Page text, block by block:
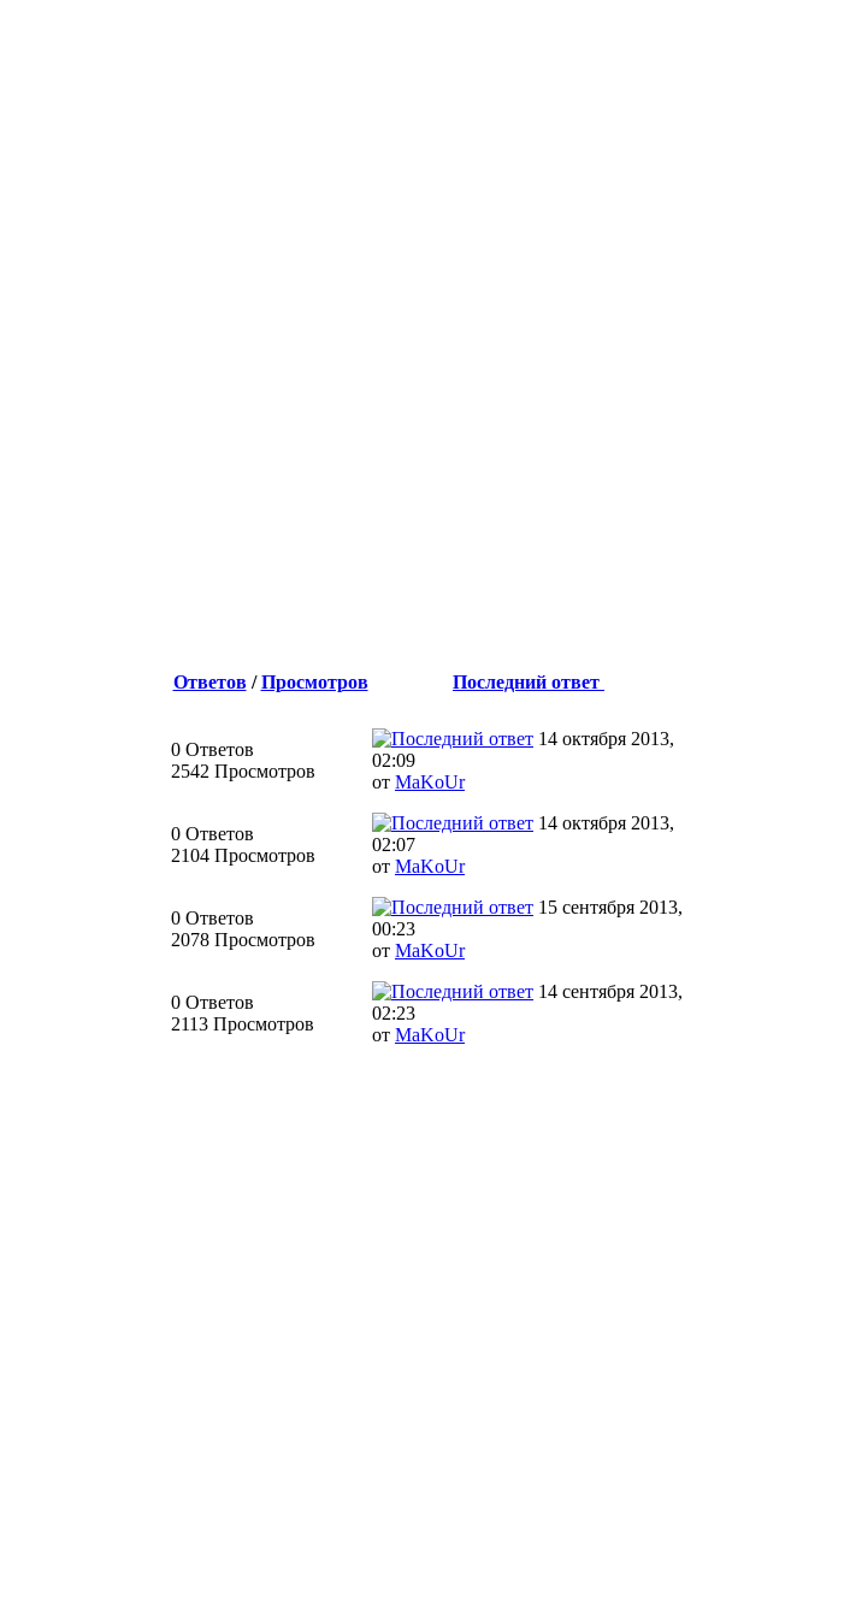
Ответов/Просмотров
Последний ответ
0 Ответов
2542 Просмотров
14 октября 2013,
02:09
от MaKoUr
0 Ответов
2104 Просмотров
14 октября 2013,
02:07
от MaKoUr
0 Ответов
2078 Просмотров
15 сентября 2013,
00:23
от MaKoUr
0 Ответов
2113 Просмотров
14 сентября 2013,
02:23
от MaKoUr